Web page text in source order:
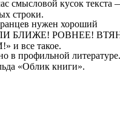
смысловой кусок текста
строки.
нужен хороший
БЛИЖЕ! РОВНЕЕ!
все такое.
в профильной литературе.
«Облик книги».